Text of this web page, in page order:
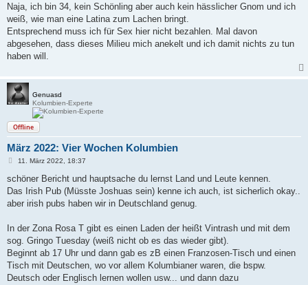
Naja, ich bin 34, kein Schönling aber auch kein hässlicher Gnom und ich
weiß, wie man eine Latina zum Lachen bringt.
Entsprechend muss ich für Sex hier nicht bezahlen. Mal davon
abgesehen, dass dieses Milieu mich anekelt und ich damit nichts zu tun
haben will.
Genuasd
Kolumbien-Experte
Offline
März 2022: Vier Wochen Kolumbien
B
i
r
a
11. März 2022, 18:37
schöner Bericht und hauptsache du lernst Land und Leute kennen.
Das Irish Pub (Müsste Joshuas sein) kenne ich auch, ist sicherlich okay..
aber irish pubs haben wir in Deutschland genug.
In der Zona Rosa T gibt es einen Laden der heißt Vintrash und mit dem
sog. Gringo Tuesday (weiß nicht ob es das wieder gibt).
Beginnt ab 17 Uhr und dann gab es zB einen Franzosen-Tisch und einen
Tisch mit Deutschen, wo vor allem Kolumbianer waren, die bspw.
Deutsch oder Englisch lernen wollen usw... und dann dazu